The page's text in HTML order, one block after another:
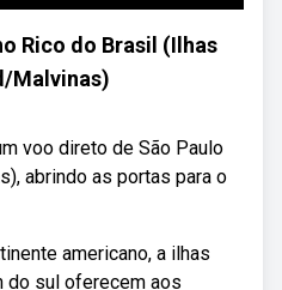
Rico do Brasil (Ilhas
Malvinas)
voo direto de São Paulo
abrindo as portas para o
americano, a ilhas
do sul oferecem aos